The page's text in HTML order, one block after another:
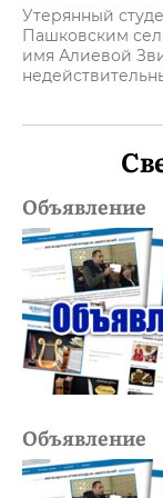
Утерянный
Пашковским
имя Алиевой
Объявление
Объявление